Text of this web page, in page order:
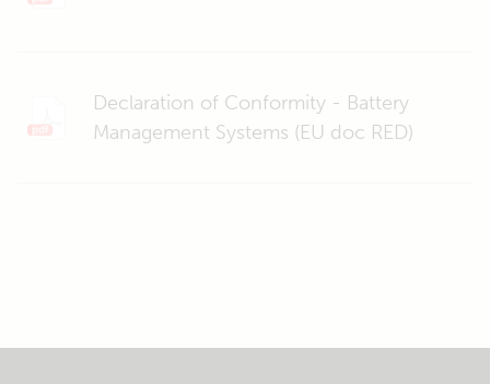
Declaration of Conformity - Battery
Management Systems (EU doc RED)